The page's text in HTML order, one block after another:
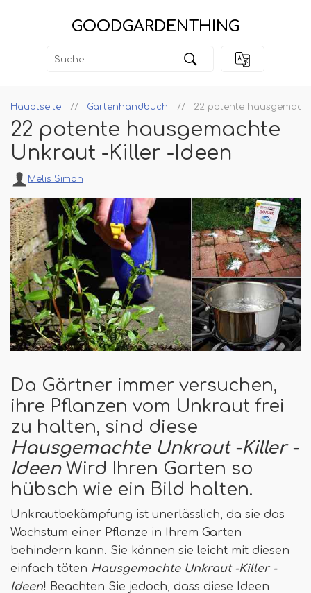
GOODGARDENTHING
Hauptseite Gartenhandbuch 22 potente
22 potente hausgemachte
Unkraut -Killer -Ideen
Melis Simon
Da Gärtner immer versuchen,
ihre Pflanzen vom Unkraut frei
zu halten, sind diese
Hausgemachte Unkraut -Killer -
IdeenWird Ihren Garten so
hübsch wie ein Bild halten.
Unkrautbekämpfung ist unerlässlich, da sie das
Wachstum einer Pflanze in Ihrem Garten
behindern kann. Sie können sie leicht mit diesen
einfach töten Hausgemachte Unkraut -Killer -
Ideen! Beachten Sie jedoch, dass diese Ideen